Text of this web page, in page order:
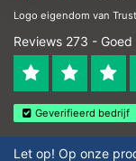
Logo eigendom van
Reviews 273 - Goed
Geverifieerd bedrijf
Let op! Op onze